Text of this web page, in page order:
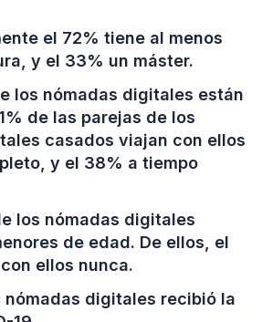
el 72% tiene al menos
y el 33% un máster.
los nómadas digitales están
de las parejas de los
casados viajan con ellos
y el 38% a tiempo
los nómadas digitales
de edad. De ellos, el
ellos nunca.
nómadas digitales recibió la